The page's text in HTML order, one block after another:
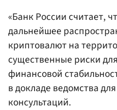
«Банк России считает,
дальнейшее
криптовалют на
существенные риски
финансовой
в докладе ведомства
консультаций.